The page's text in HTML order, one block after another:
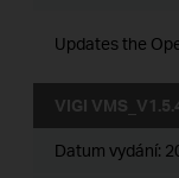
Updates the
VIGI
Datum vydání: